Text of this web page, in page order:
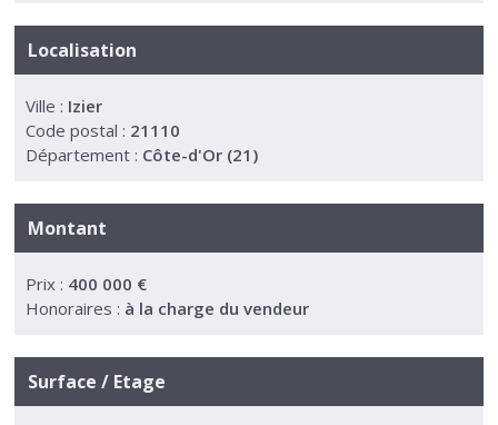
Localisation
Ville : Izier
Code postal : 21110
Département : Côte-d'Or (21)
Montant
Prix : 400 000 €
Honoraires : à la charge du vendeur
Surface / Etage